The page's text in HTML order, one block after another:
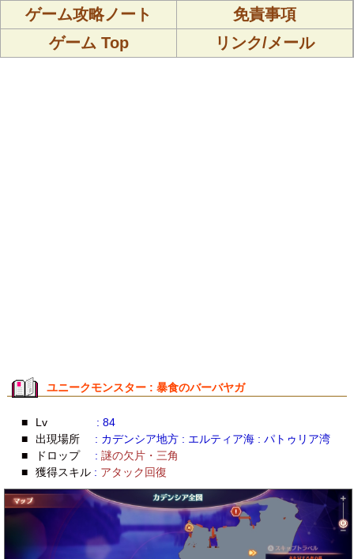
ゲーム攻略ノート
免責事項
ゲーム Top
リンク/メール
ユニークモンスター : 暴食のバーバヤガ
■ Lv
: 84
■
出現場所
: カデンシア地方 : エルティア海 : パトゥリア湾
■
ドロップ : 謎の欠片・三角
■
獲得スキル : アタック回復